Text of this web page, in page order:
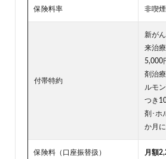
保険料率 非喫
付帯特約
新が
来治
5,000
剤治
ルモ
つき
剤･ホ
か月
保険料（口座振替扱） 月額